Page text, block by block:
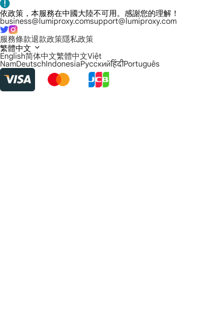
依政策，本服務在中國大陸不可用。感謝您的理解！
business@lumiproxy.comsupport@lumiproxy.com
服務條款退款政策隱私政策
繁體中文
English简体中文繁體中文Việt
NamDeutschIndonesiaРусскийहिंदीPortuguês